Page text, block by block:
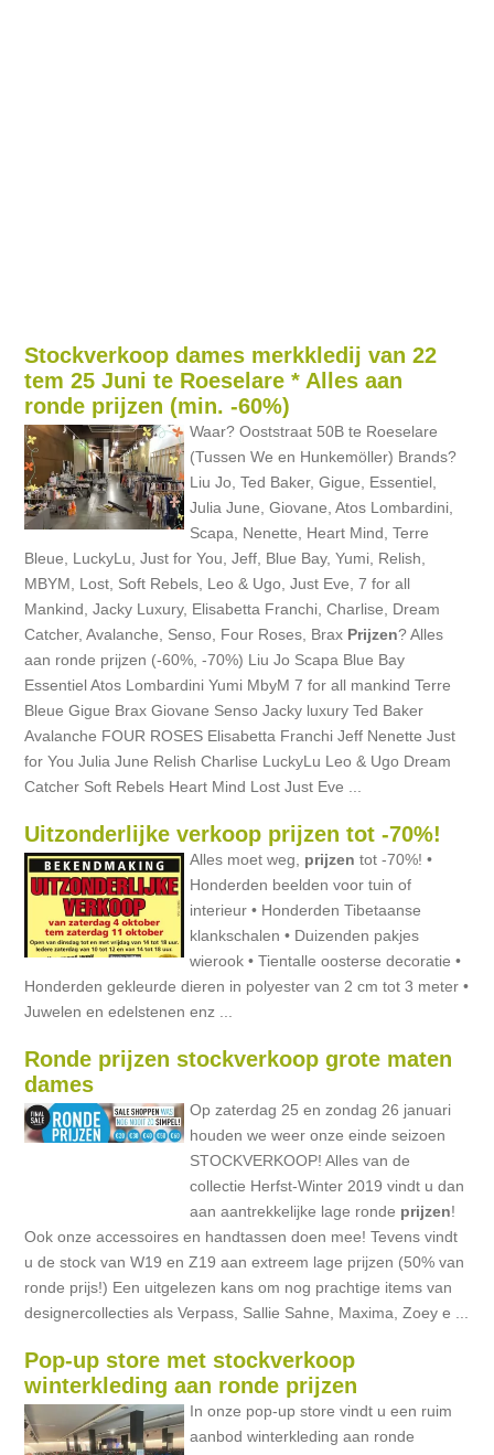
Stockverkoop dames merkkledij van 22
tem 25 Juni te Roeselare * Alles aan
ronde prijzen (min. -60%)
Waar? Ooststraat 50B te Roeselare
(Tussen We en Hunkemöller) Brands?
Liu Jo, Ted Baker, Gigue, Essentiel,
Julia June, Giovane, Atos Lombardini,
Scapa, Nenette, Heart Mind, Terre
Bleue, LuckyLu, Just for You, Jeff, Blue Bay, Yumi, Relish,
MBYM, Lost, Soft Rebels, Leo & Ugo, Just Eve, 7 for all
Mankind, Jacky Luxury, Elisabetta Franchi, Charlise, Dream
Catcher, Avalanche, Senso, Four Roses, Brax Prijzen? Alles
aan ronde prijzen (-60%, -70%) Liu Jo Scapa Blue Bay
Essentiel Atos Lombardini Yumi MbyM 7 for all mankind Terre
Bleue Gigue Brax Giovane Senso Jacky luxury Ted Baker
Avalanche FOUR ROSES Elisabetta Franchi Jeff Nenette Just
for You Julia June Relish Charlise LuckyLu Leo & Ugo Dream
Catcher Soft Rebels Heart Mind Lost Just Eve ...
Uitzonderlijke verkoop prijzen tot -70%!
Alles moet weg, prijzen tot -70%! •
Honderden beelden voor tuin of
interieur • Honderden Tibetaanse
klankschalen • Duizenden pakjes
wierook • Tientalle oosterse decoratie •
Honderden gekleurde dieren in polyester van 2 cm tot 3 meter •
Juwelen en edelstenen enz ...
Ronde prijzen stockverkoop grote maten
dames
Op zaterdag 25 en zondag 26 januari
houden we weer onze einde seizoen
STOCKVERKOOP! Alles van de
collectie Herfst-Winter 2019 vindt u dan
aan aantrekkelijke lage ronde prijzen!
Ook onze accessoires en handtassen doen mee! Tevens vindt
u de stock van W19 en Z19 aan extreem lage prijzen (50% van
ronde prijs!) Een uitgelezen kans om nog prachtige items van
designercollecties als Verpass, Sallie Sahne, Maxima, Zoey e ...
Pop-up store met stockverkoop
winterkleding aan ronde prijzen
In onze pop-up store vindt u een ruim
aanbod winterkleding aan ronde